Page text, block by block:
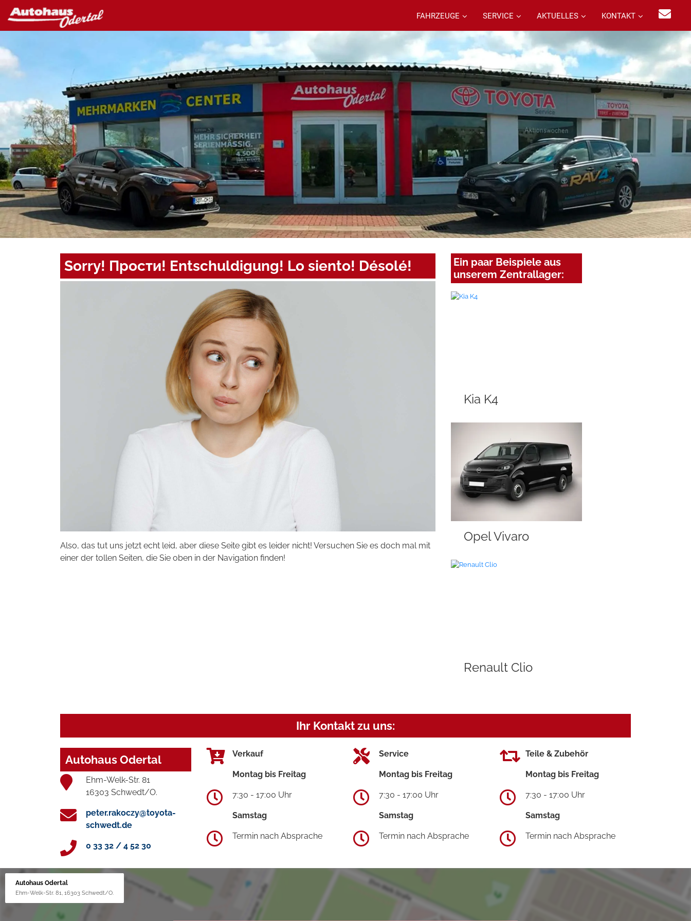
FAHRZEUGE SERVICE AKTUELLES KONTAKT
Sorry! Прости! Entschuldigung! Lo siento! Désolé!
Also, das tut uns jetzt echt leid, aber diese Seite gibt es leider nicht! Versuchen Sie es doch mal mit
einer der tollen Seiten, die Sie oben in der Navigation finden!
Ein paar Beispiele aus
unserem Zentrallager:
Kia K4
Opel Vivaro
Renault Clio
Ihr Kontakt zu uns:
Autohaus Odertal
Ehm-Welk-Str. 81
16303 Schwedt/O.
peter.rakoczy@toyota-
schwedt.de
0 33 32 / 4 52 30
Verkauf
Montag bis Freitag
7:30 - 17:00 Uhr
Samstag
Termin nach Absprache
Service
Montag bis Freitag
7:30 - 17:00 Uhr
Samstag
Termin nach Absprache
Teile & Zubehör
Montag bis Freitag
7:30 - 17:00 Uhr
Samstag
Termin nach Absprache
Autohaus Odertal
Ehm-Welk-Str. 81, 16303 Schwedt/O.